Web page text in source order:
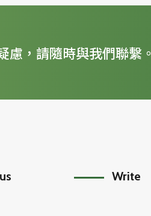
慮，請隨時與我們聯繫。
Write